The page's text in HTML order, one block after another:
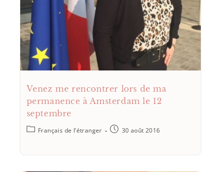
Venez me rencontrer lors de ma
permanence à Amsterdam le 12
septembre
Français de l’étranger 30 août 2016